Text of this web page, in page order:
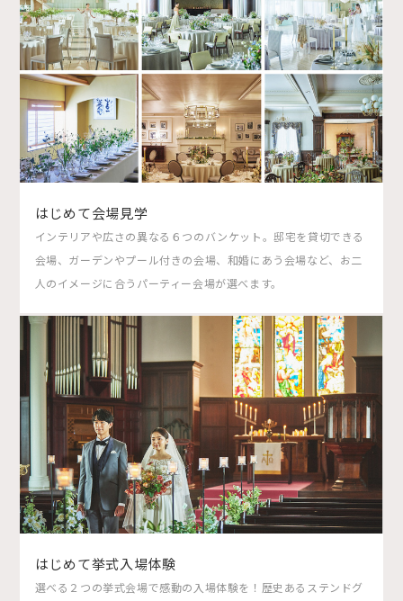
はじめて会場見学
インテリアや広さの異なる６つのバンケット。邸宅を貸切できる
会場、ガーデンやプール付きの会場、和婚にあう会場など、お二
人のイメージに合うパーティー会場が選べます。
はじめて挙式入場体験
選べる２つの挙式会場で感動の入場体験を！歴史あるステンドグ